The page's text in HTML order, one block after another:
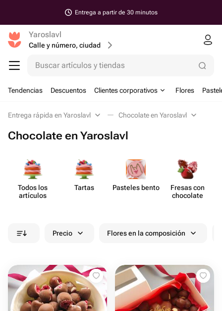
Entrega a partir de 30 minutos
Yaroslavl
Calle y número, ciudad
Buscar artículos y tiendas
Tendencias Descuentos Clientes corporativos Flores
Entrega rápida en Yaroslavl Chocolate en Yaroslavl
Chocolate en Yaroslavl
Todos los
artículos
Tartas Pasteles bento
Fresas con
chocolate
Precio Flores en la composición